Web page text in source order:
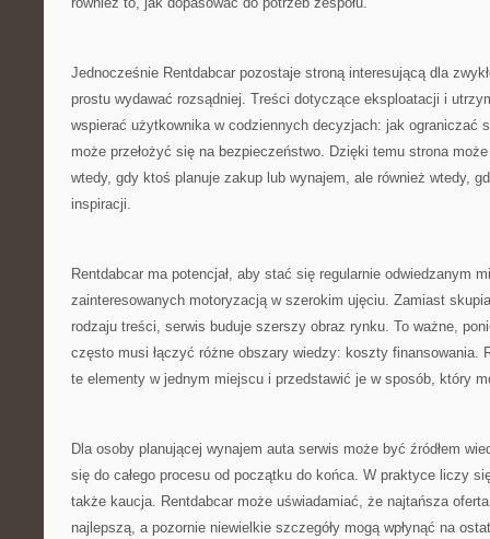
Jednocześnie Rentdabcar pozostaje stroną interesującą dla
prostu wydawać rozsądniej. Treści dotyczące eksploatacji i
wspierać użytkownika w codziennych decyzjach: jak ograniczać
może przełożyć się na bezpieczeństwo. Dzięki temu strona
wtedy, gdy ktoś planuje zakup lub wynajem, ale również wtedy,
inspiracji.
Rentdabcar ma potencjał, aby stać się regularnie odwiedzanym
zainteresowanych motoryzacją w szerokim ujęciu. Zamiast
rodzaju treści, serwis buduje szerszy obraz rynku. To ważne,
często musi łączyć różne obszary wiedzy: koszty finansowania.
te elementy w jednym miejscu i przedstawić je w sposób, który
Dla osoby planującej wynajem auta serwis może być źródłem
się do całego procesu od początku do końca. W praktyce liczy
także kaucja. Rentdabcar może uświadamiać, że najtańsza
najlepszą, a pozornie niewielkie szczegóły mogą wpłynąć na